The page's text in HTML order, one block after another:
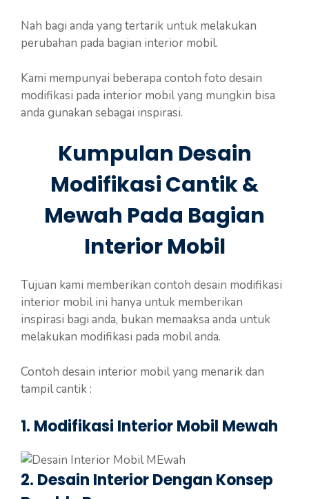
Nah bagi anda yang tertarik untuk melakukan
perubahan pada bagian interior mobil.
Kami mempunyai beberapa contoh foto desain
modifikasi pada interior mobil yang mungkin bisa
anda gunakan sebagai inspirasi.
Kumpulan Desain
Modifikasi Cantik &
Mewah Pada Bagian
Interior Mobil
Tujuan kami memberikan contoh desain modifikasi
interior mobil ini hanya untuk memberikan
inspirasi bagi anda, bukan memaaksa anda untuk
melakukan modifikasi pada mobil anda.
Contoh desain interior mobil yang menarik dan
tampil cantik :
1. Modifikasi Interior Mobil Mewah
2. Desain Interior Dengan Konsep